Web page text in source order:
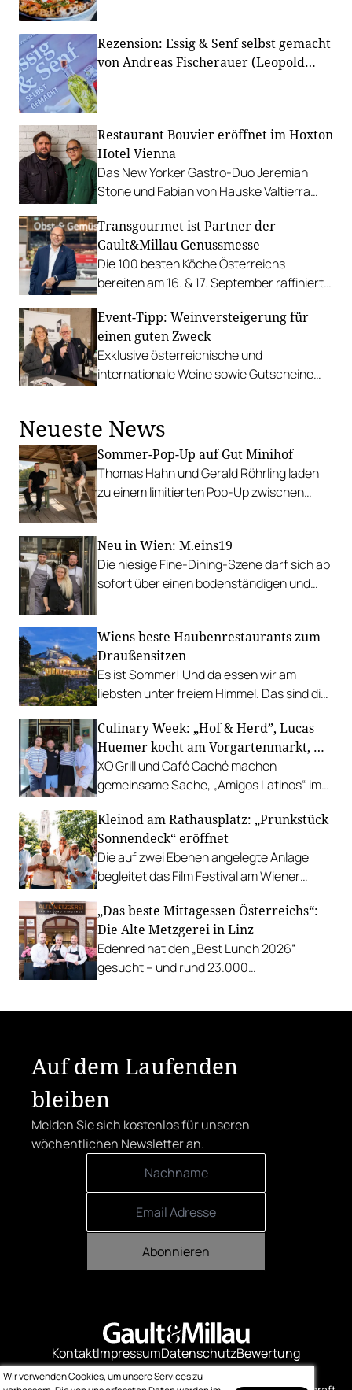
Rezension: Essig & Senf selbst gemacht
von Andreas Fischerauer (Leopold
Restaurant Bouvier eröffnet im Hoxton
Hotel Vienna
Das New Yorker Gastro-Duo Jeremiah
Stone und Fabian von Hauske Valtierra
Mix aus amerikanischer und französischer
Küche.
Transgourmet ist Partner der
Gault&Millau Genussmesse
Die 100 besten Köche Österreichs
bereiten am 16. & 17. September raffinierte
Zutaten werden sie von Transgourmet
unterstützt.
Event-Tipp: Weinversteigerung für
einen guten Zweck
Exklusive österreichische und
internationale Weine sowie Gutscheine
Neueste News
Sommer-Pop-Up auf Gut Minihof
Thomas Hahn und Gerald Röhrling laden
zu einem limitierten Pop-Up zwischen
Neu in Wien: M.eins19
Die hiesige Fine-Dining-Szene darf sich ab
sofort über einen bodenständigen und
Wiens beste Haubenrestaurants zum
Draußensitzen
Es ist Sommer! Und da essen wir am
liebsten unter freiem Himmel. Das sind die
Gastgarten.
Culinary Week: „Hof & Herd”, Lucas
Huemer kocht am Vorgartenmarkt, …
XO Grill und Café Caché machen
gemeinsame Sache, „Amigos Latinos“ im
Richard Rauch kocht in der Riederalm
u.v.m.
Kleinod am Rathausplatz: „Prunkstück
Sonnendeck“ eröffnet
Die auf zwei Ebenen angelegte Anlage
begleitet das Film Festival am Wiener
mit Cocktails, Snacks und
Veranstaltungsprogramm.
„Das beste Mittagessen Österreichs“:
Die Alte Metzgerei in Linz
Edenred hat den „Best Lunch 2026“
gesucht – und rund 23.000
Auf dem Laufenden
bleiben
Melden Sie sich kostenlos für unseren
wöchentlichen Newsletter an.
Abonnieren
KontaktImpressumDatenschutzBewertung
Logo-Downloads
Wir verwenden Cookies, um unsere Services zu